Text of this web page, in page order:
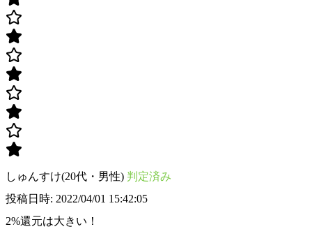
しゅんすけ(20代・男性) 判定済み
投稿日時: 2022/04/01 15:42:05
2%還元は大きい！